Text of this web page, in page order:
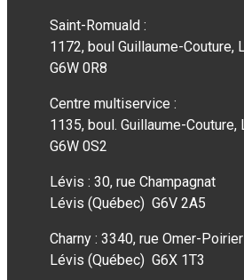
Saint-Romuald :
1172, boul Guillaume-Couture,
G6W 0R8
Centre multiservice :
1135, boul. Guillaume-
G6W 0S2
Lévis : 30, rue Champagnat
Lévis (Québec) G6V 2A5
Charny : 3340, rue Omer-Poirier
Lévis (Québec) G6X 1T3